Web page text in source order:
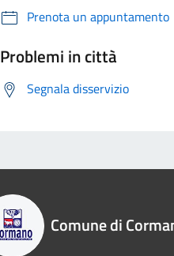
Prenota un appuntamento
Problemi in città
Segnala disservizio
Comune di